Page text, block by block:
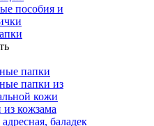
пособия и
папки
папки из
кожи
кожзама
баладек